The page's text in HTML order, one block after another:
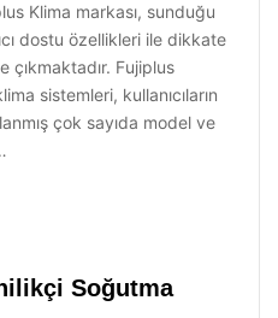
Klima markası, sunduğu
dostu özellikleri ile dikkate
Fujiplus
sistemleri, kullanıcıların
çok sayıda model ve
Soğutma